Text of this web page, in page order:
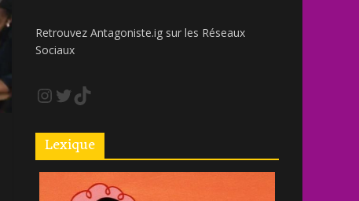
Retrouvez Antagoniste.ig sur les Réseaux
Sociaux
Lexique